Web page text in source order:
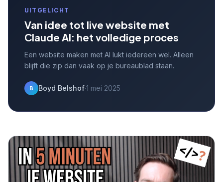
UITGELICHT
Van idee tot live website met
Claude AI: het volledige proces
Een website maken met AI lukt iedereen wel. Alleen
blijft die zip dan vaak op je bureaublad staan.
B Boyd Belshof·1 mei 2025